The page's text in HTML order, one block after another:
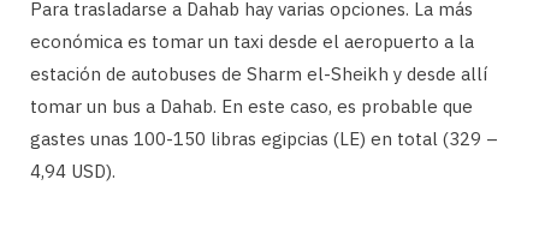
Para trasladarse a Dahab hay varias opciones. La más
económica es tomar un taxi desde el aeropuerto a la
estación de autobuses de Sharm el-Sheikh y desde allí
tomar un bus a Dahab. En este caso, es probable que
gastes unas 100-150 libras egipcias (LE) en total (329 –
4,94 USD).